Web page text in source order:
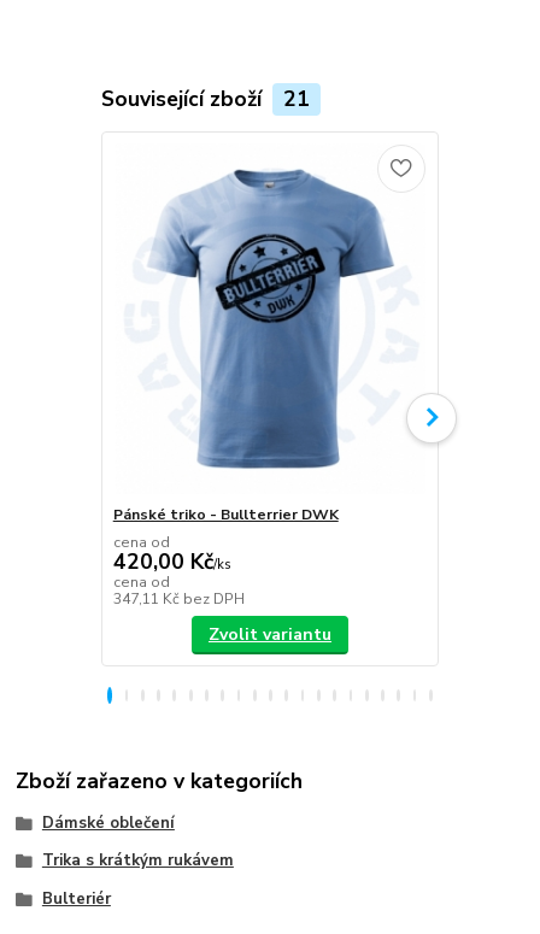
Související zboží 21
Pánské triko - Bullterrier DWK
cena od
420,00 Kč/ks
cena od
347,11 Kč bez DPH
Zvolit variantu
Zboží zařazeno v kategoriích
Dámské oblečení
Trika s krátkým rukávem
Bulteriér